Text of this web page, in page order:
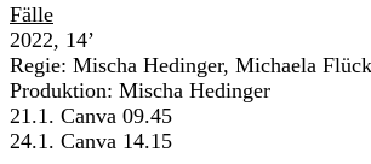
Fälle
2022, 14’
Regie: Mischa Hedinger, Michaela Flück
Produktion: Mischa Hedinger
21.1. Canva 09.45
24.1. Canva 14.15